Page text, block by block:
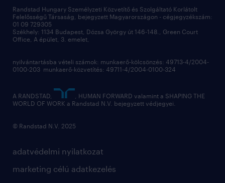
megtartás
munkahelyi teljesítmény
toborzás
munkaerőpiac
hírlevél
adatvédelmi nyilatkozat
marketing célú adatkezelés
Randstad Hungary Személyzeti Közvetítő és Szolgáltató Korlátolt
Felelősségű Társaság, bejegyzett Magyarországon - cégjegyzékszám:
01 09 729305
Székhely: 1134 Budapest, Dózsa György út 146-148., Green Court
Office, A épület, 3. emelet,
nyilvántartásba vételi számok: munkaerő-kölcsönzés: 49713-4/2004-
0100-203 munkaerő-közvetítés: 49711-4/2004-0100-324
A RANDSTAD,
, HUMAN FORWARD valamint a SHAPING THE
WORLD OF WORK a Randstad N.V. bejegyzett védjegyei.
© Randstad N.V. 2025